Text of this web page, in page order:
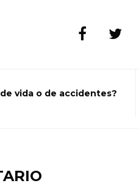
vida o de accidentes?